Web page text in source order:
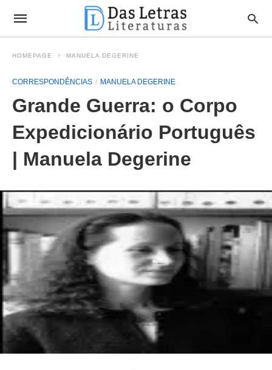
HOMEPAGE MANUELA DEGERINE
CORRESPONDÊNCIAS MANUELA DEGERINE
Grande Guerra: o Corpo
Expedicionário Português
| Manuela Degerine